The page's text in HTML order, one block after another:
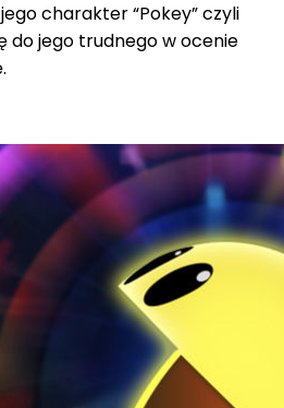
charakter “Pokey” czyli
do jego trudnego w ocenie